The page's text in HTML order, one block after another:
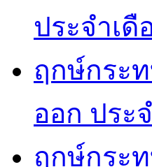
ประจำเดื
ฤกษ์กระ
ออก ประ
ฤกษ์กระ